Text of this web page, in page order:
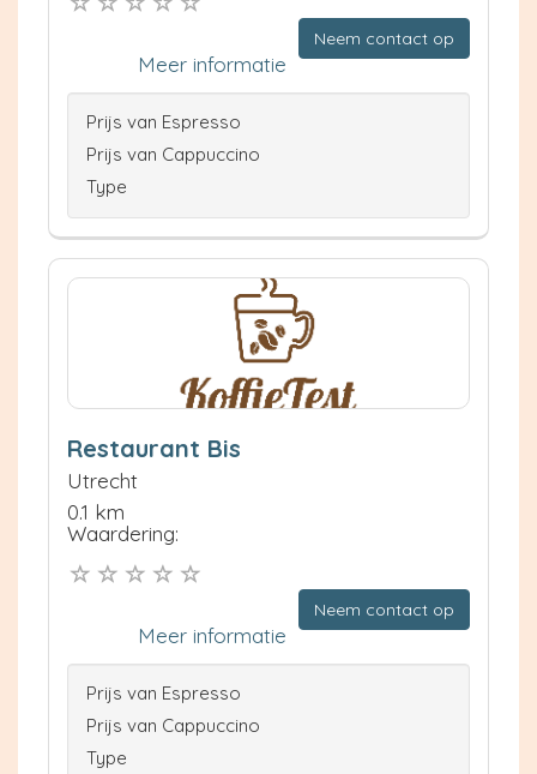
Neem contact op
Meer informatie
Prijs van Espresso
Prijs van Cappuccino
Type
Restaurant Bis
Utrecht
0.1 km
Waardering:
Neem contact op
Meer informatie
Prijs van Espresso
Prijs van Cappuccino
Type